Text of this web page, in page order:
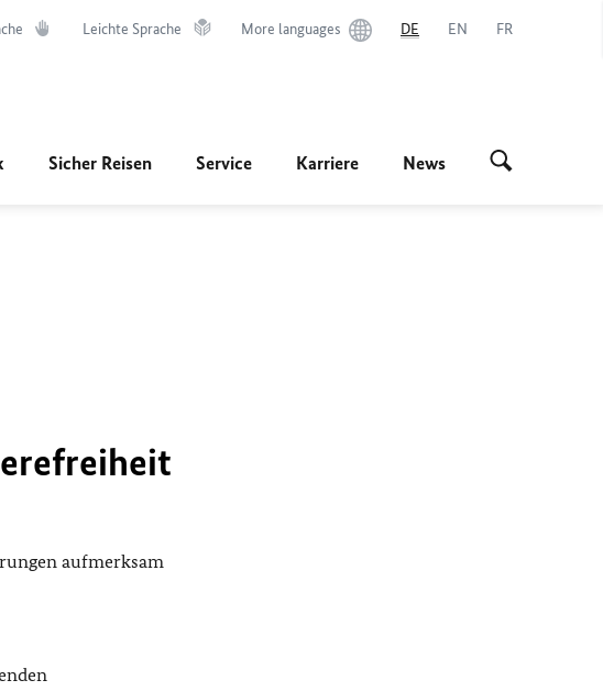
Leichte Sprache More languages DE EN FR
Sicher Reisen Service Karriere News
aufmerksam